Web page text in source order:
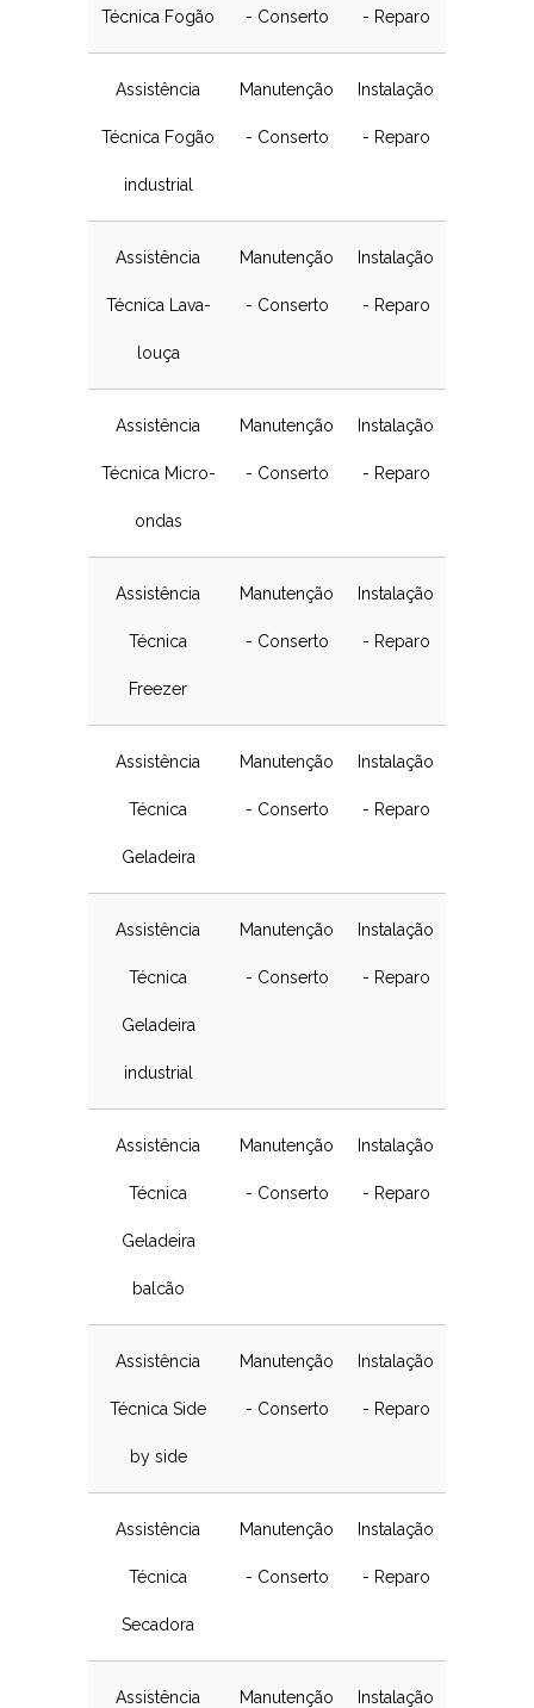
Técnica Fogão - Conserto - Reparo
Assistência
Técnica Fogão
industrial
Manutenção
- Conserto
Instalação
- Reparo
Assistência
Técnica Lava-
louça
Manutenção
- Conserto
Instalação
- Reparo
Assistência
Técnica Micro-
ondas
Manutenção
- Conserto
Instalação
- Reparo
Assistência
Técnica
Freezer
Manutenção
- Conserto
Instalação
- Reparo
Assistência
Técnica
Geladeira
Manutenção
- Conserto
Instalação
- Reparo
Assistência
Técnica
Geladeira
industrial
Manutenção
- Conserto
Instalação
- Reparo
Assistência
Técnica
Geladeira
balcão
Manutenção
- Conserto
Instalação
- Reparo
Assistência
Técnica Side
by side
Manutenção
- Conserto
Instalação
- Reparo
Assistência
Técnica
Secadora
Manutenção
- Conserto
Instalação
- Reparo
Assistência Manutenção Instalação